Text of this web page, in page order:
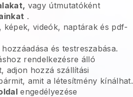
vagy útmutatóként
.
képek, videók, naptárak és pdf-
hozzáadása és testreszabása.
rendelkezésre álló
adjon hozzá szállítási
amit a létesítmény kínálhat.
engedélyezése